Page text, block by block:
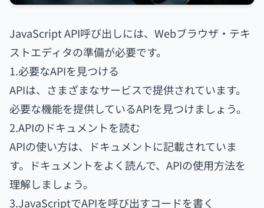
JavaScript API呼び出しには、Webブラウザ・テキ
ストエディタの準備が必要です。
1.必要なAPIを見つける
APIは、さまざまなサービスで提供されています。
必要な機能を提供しているAPIを見つけましょう。
2.APIのドキュメントを読む
APIの使い方は、ドキュメントに記載されていま
す。ドキュメントをよく読んで、APIの使用方法を
理解しましょう。
3.JavaScriptでAPIを呼び出すコードを書く